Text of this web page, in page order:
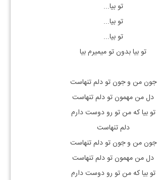
تو بیا...
تو بیا...
تو بیا...
تو بیا بدون تو میمیرم بیا
جون من و جون تو دلم تنهاست
دل من مهمون تو دلم تنهاست
تو بیا که من تو رو دوست دارم
دلم تنهاست
جون من و جون تو دلم تنهاست
دل من مهمون تو دلم تنهاست
تو بیا که من تو رو دوست دارم